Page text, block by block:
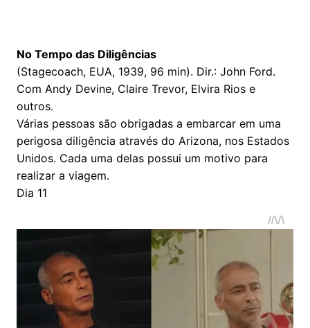
No Tempo das Diligências
(Stagecoach, EUA, 1939, 96 min). Dir.: John Ford.
Com Andy Devine, Claire Trevor, Elvira Rios e
outros.
Várias pessoas são obrigadas a embarcar em uma
perigosa diligência através do Arizona, nos Estados
Unidos. Cada uma delas possui um motivo para
realizar a viagem.
Dia 11